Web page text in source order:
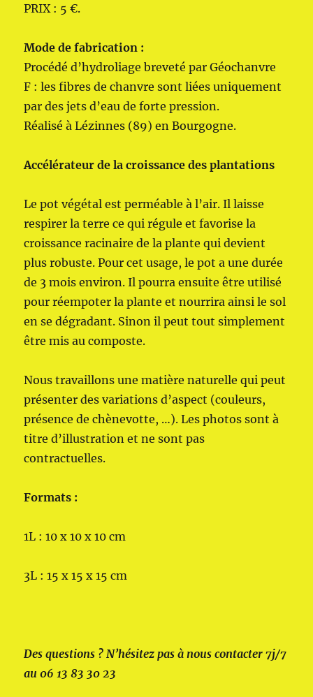
PRIX : 5 €.
Mode de fabrication :
Procédé d’hydroliage breveté par Géochanvre
F : les fibres de chanvre sont liées uniquement
par des jets d’eau de forte pression.
Réalisé à Lézinnes (89) en Bourgogne.
Accélérateur de la croissance des plantations
Le pot végétal est perméable à l’air. Il laisse
respirer la terre ce qui régule et favorise la
croissance racinaire de la plante qui devient
plus robuste. Pour cet usage, le pot a une durée
de 3 mois environ. Il pourra ensuite être utilisé
pour réempoter la plante et nourrira ainsi le sol
en se dégradant. Sinon il peut tout simplement
être mis au composte.
Nous travaillons une matière naturelle qui peut
présenter des variations d’aspect (couleurs,
présence de chènevotte, …). Les photos sont à
titre d’illustration et ne sont pas
contractuelles.
Formats :
1L : 10 x 10 x 10 cm
3L : 15 x 15 x 15 cm
Des questions ? N’hésitez pas à nous contacter 7j/7
au 06 13 83 30 23